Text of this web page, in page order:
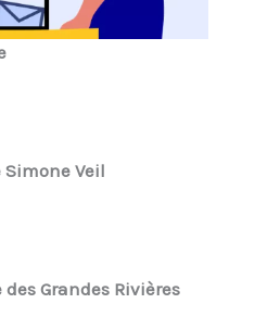
Simone Veil
Grandes Rivières